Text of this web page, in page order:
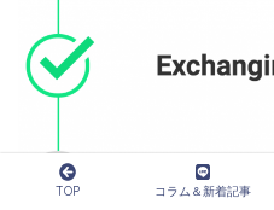
TOP コラム＆新着記事